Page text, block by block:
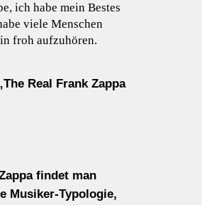
ich habe mein Bestes
viele Menschen
froh aufzuhören.
Real Frank Zappa
findet man
Musiker-Typologie,